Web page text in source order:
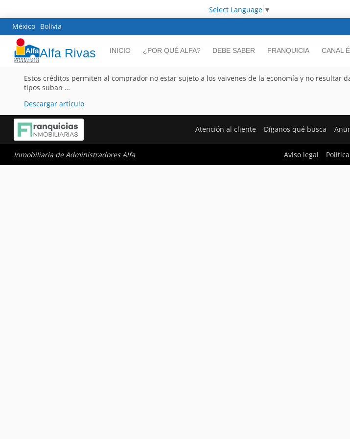
Select Language ▼
México Bolivia
Alfa Rivas INICIO ¿POR QUÉ ALFA? DEBE SABER FRANQUICIA CANAL
Estos créditos permiten al comprador no estar sujeto a los vaivenes de la economía y no resultar
tipos suban …
Descargar artículo
Atención al cliente Díganos qué busca
Inmobiliaria de Administradores Alfa Aviso legal